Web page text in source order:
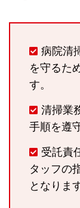
病院清
を守るた
す。
清掃業
手順を遵
受託責
タッフの
となりま